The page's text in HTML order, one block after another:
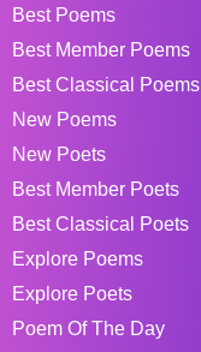
Best Poems
Best Member Poems
Best Classical Poems
New Poems
New Poets
Best Member Poets
Best Classical Poets
Explore Poems
Explore Poets
Poem Of The Day